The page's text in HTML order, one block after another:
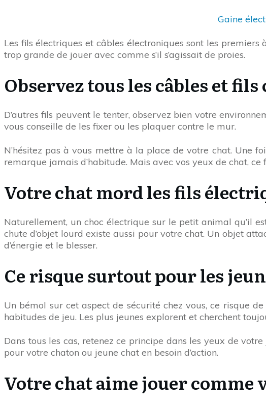
Gaine
Les fils électriques et câbles électroniques sont les
trop grande de jouer avec comme s’il s’agissait de proies.
Observez tous les câbles et fils
D’autres fils peuvent le tenter, observez bien votre
vous conseille de les fixer ou les plaquer contre le mur.
N’hésitez pas à vous mettre à la place de votre chat. Une
remarque jamais d’habitude. Mais avec vos yeux de chat,
Votre chat mord les fils
Naturellement, un choc électrique sur le petit animal qu’il
chute d’objet lourd existe aussi pour votre chat. Un objet
d’énergie et le blesser.
Ce risque surtout pour les
Un bémol sur cet aspect de sécurité chez vous, ce risque
habitudes de jeu. Les plus jeunes explorent et cherchent
Dans tous les cas, retenez ce principe dans les yeux de
pour votre chaton ou jeune chat en besoin d’action.
Votre chat aime jouer comme